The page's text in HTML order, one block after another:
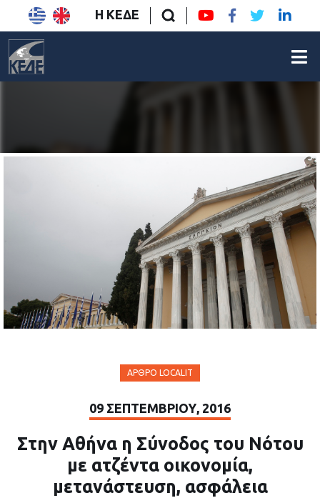
Η ΚΕΔΕ
ΆΡΘΡΟ LOCALIT
09 ΣΕΠΤΕΜΒΡΊΟΥ, 2016
Στην Αθήνα η Σύνοδος του Νότου
με ατζέντα οικονομία,
μετανάστευση, ασφάλεια